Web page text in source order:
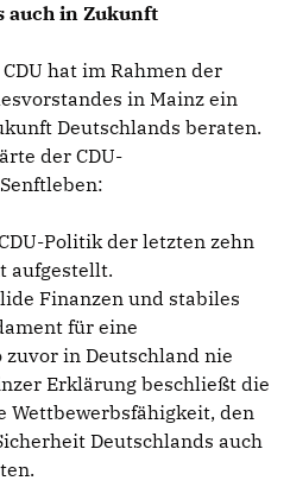
werden
auch in Zukunft
hat im Rahmen der
in Mainz ein
Deutschlands beraten.
der CDU-
Politik der letzten zehn
aufgestellt.
Finanzen und stabiles
für eine
in Deutschland nie
Erklärung beschließt die
Wettbewerbsfähigkeit, den
Deutschlands auch